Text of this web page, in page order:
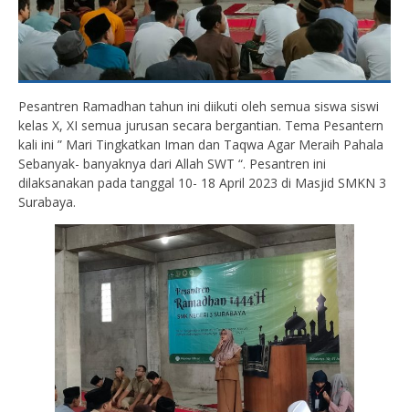
Pesantren Ramadhan tahun ini diikuti oleh semua siswa siswi
kelas X, XI semua jurusan secara bergantian. Tema Pesantern
kali ini ” Mari Tingkatkan Iman dan Taqwa Agar Meraih Pahala
Sebanyak- banyaknya dari Allah SWT “. Pesantren ini
dilaksanakan pada tanggal 10- 18 April 2023 di Masjid SMKN 3
Surabaya.